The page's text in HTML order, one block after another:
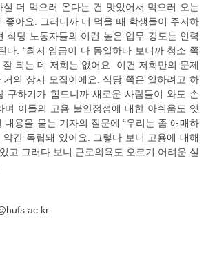
더 먹으러 온다는 건 맛있어서 먹으러 오는
좋아요. 그러니까 더 먹을 때 학생들이 주저하
식당 노동자들의 이런 높은 업무 강도는 인력
다. “최저 임금이 다 동일하다 보니까 청소 쪽
되는 데 저희는 없어요. 이건 저희만의 문제
의 상시 모집이에요. 식당 쪽은 일하려고 하
구하기가 힘드니까 새로운 사람들이 와도 손
며 이들의 고용 불안정성에 대한 아쉬움도 엿
내용을 묻는 기자의 질문에 “우리는 좀 애매하
간 독립돼 있어요. 그렇다 보니 고용에 대해
고 그러다 보니 근로의욕도 오르기 어려운 실